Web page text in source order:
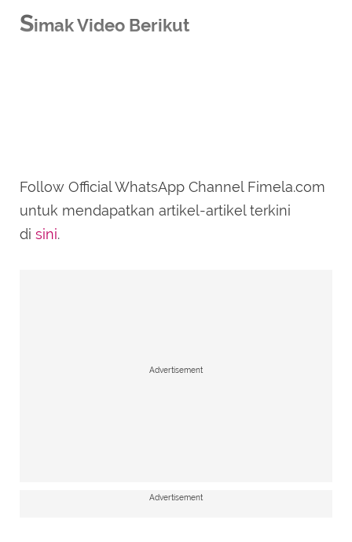
Simak Video Berikut
Follow Official WhatsApp Channel Fimela.com
untuk mendapatkan artikel-artikel terkini
di sini.
Advertisement
Advertisement